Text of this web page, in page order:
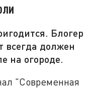
Блогер
всегда должен
на огороде.
"Современная